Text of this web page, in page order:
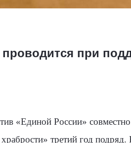
проводится при
«Единой России»
третий год